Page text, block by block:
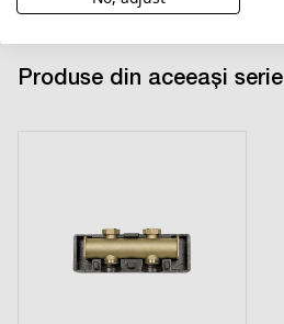
Produse din aceeași serie